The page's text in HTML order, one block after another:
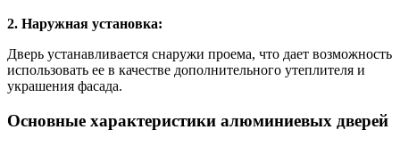
2. Наружная установка:
Дверь устанавливается снаружи проема, что дает возможность
использовать ее в качестве дополнительного утеплителя и
украшения фасада.
Основные характеристики алюминиевых дверей